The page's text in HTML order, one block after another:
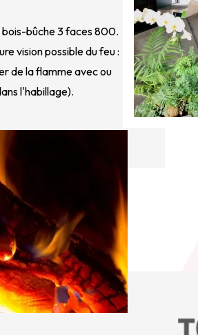
bois-bûche 3 faces 800.
vision possible du feu :
de la flamme avec ou
l'habillage).